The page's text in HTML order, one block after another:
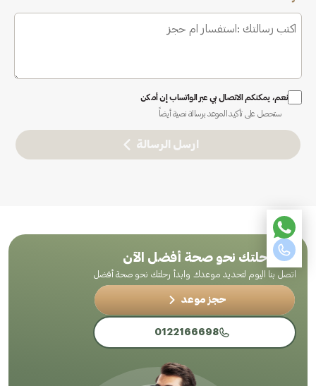
نعم، يمكنكم الاتصال بي عبر الواتساب إن أمكن
ستحصل على تأكيد الموعد برسالة نصية أيضاً
ارسل الرسالة
ابدأ رحلتك نحو صحة أفضل الآن
اتصل بنا اليوم لتحديد موعدك وابدأ رحلتك نحو صحة أفضل
حجز موعد
0122166698